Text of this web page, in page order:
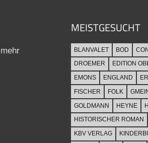
MEISTGESUCHT
BLANVALET BOD
DROEMER
EDITION
EMONS
ENGLAND
FISCHER
FOLK
GOLDMANN
HEYNE
HISTORISCHER ROMAN
KBV VERLAG